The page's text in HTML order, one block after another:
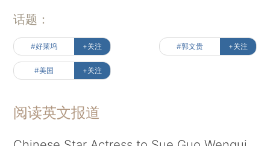
话题：
#好莱坞 +关注 #郭文贵 +关注
#美国 +关注
阅读英文报道